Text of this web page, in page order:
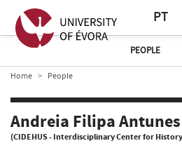
PT
PEOPLE
Home People
Andreia Filipa
(CIDEHUS - Interdisciplinary Center for